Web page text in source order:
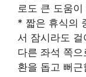
로도 큰 도움
* 짧은 휴식의
서 잠시라도
다른 좌석 쪽
환을 돕고 뻐